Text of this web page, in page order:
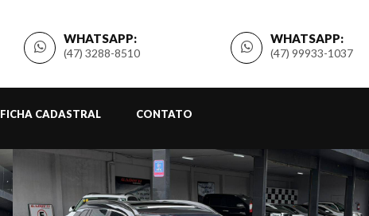
WHATSAPP:
(47) 99933-1037
WHATSAPP:
(47) 3288-8510
FICHA CADASTRAL CONTATO